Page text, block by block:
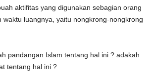
aktifitas yang digunakan sebagian orang
waktu luangnya, yaitu nongkrong-nongkrong
pandangan Islam tentang hal ini ? adakah
tentang hal ini ?